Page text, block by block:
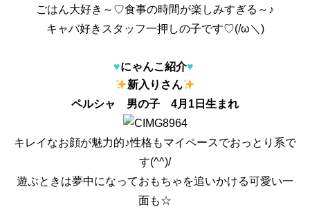
ごはん大好き～♡食事の時間が楽しみすぎる～♪
キャバ好きスタッフ一押しの子です♡(/ω＼)
♥にゃんこ紹介♥
新入りさん
ペルシャ 男の子 4月1日生まれ
キレイなお顔が魅力的♪性格もマイペースでおっとり系で
す(^^)/
遊ぶときは夢中になっておもちゃを追いかける可愛い一
面も☆